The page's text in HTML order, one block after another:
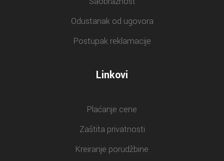
Odustanak od ugovora
Postupak reklamacije
Linkovi
Plaćanje cene
Zaštita privatnosti
Kreiranje porudžbine